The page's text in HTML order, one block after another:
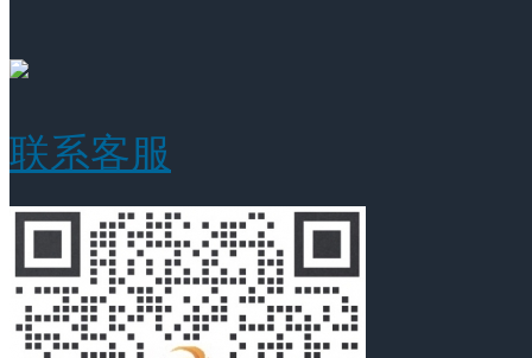
联系客服